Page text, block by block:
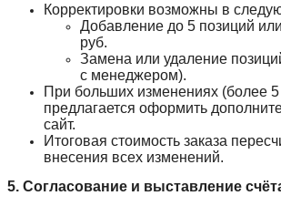
Корректировки возможны в
Добавление до 5 позиций
руб.
Замена или удаление
с менеджером).
При больших изменениях (более 5
предлагается оформить
сайт.
Итоговая стоимость заказа
внесения всех изменений.
5. Согласование и выставление